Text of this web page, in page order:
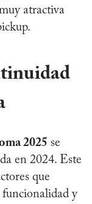
atractiva
2025 se
en 2024. Este
que
funcionalidad y